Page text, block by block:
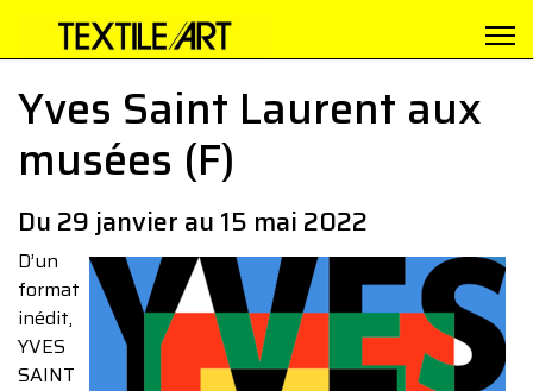
Yves Saint Laurent aux
musées (F)
Du 29 janvier au 15 mai 2022
D’un
format
inédit,
YVES
SAINT